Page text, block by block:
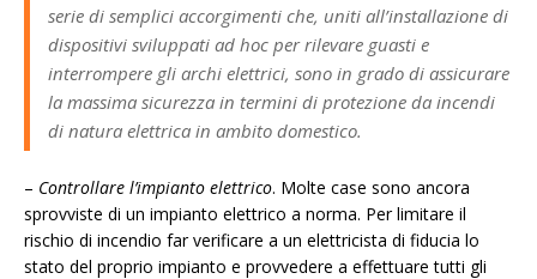
serie di semplici accorgimenti che, uniti all’installazione di
dispositivi sviluppati ad hoc per rilevare guasti e
interrompere gli archi elettrici, sono in grado di assicurare
la massima sicurezza in termini di protezione da incendi
di natura elettrica in ambito domestico.
– Controllare l’impianto elettrico. Molte case sono ancora
sprovviste di un impianto elettrico a norma. Per limitare il
rischio di incendio far verificare a un elettricista di fiducia lo
stato del proprio impianto e provvedere a effettuare tutti gli